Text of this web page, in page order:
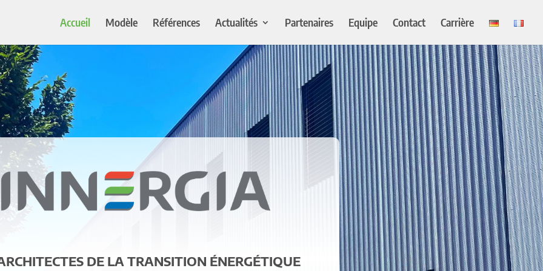
Accueil Modèle Références Actualités Partenaires Equipe Contact Carrière
DE LA TRANSITION ÉNERGÉTIQUE